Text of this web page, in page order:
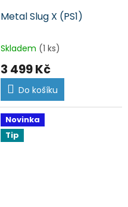
Metal Slug X (PS1)
Skladem (1 ks)
3 499 Kč
Do košíku
Novinka
Tip